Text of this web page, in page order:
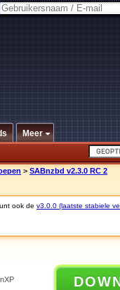
Meer
> SABnzbd v2.3.0 RC 2
ook de v3.0.0 (laatste stabiele